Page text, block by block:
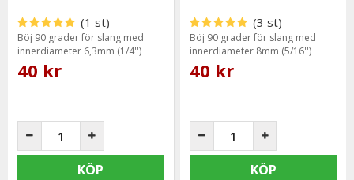
(1 st)
Böj 90 grader för slang med
innerdiameter 6,3mm (1/4'')
40 kr
KÖP
(3 st)
Böj 90 grader för slang med
innerdiameter 8mm (5/16'')
40 kr
KÖP